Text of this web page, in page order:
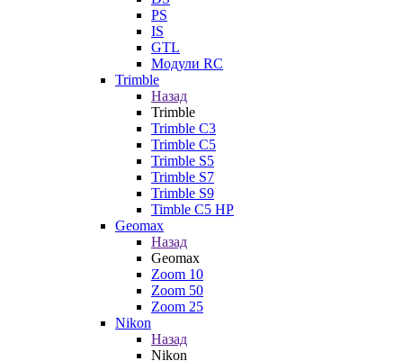
PS
IS
GTL
Модули RC
Trimble
Назад
Trimble
Trimble C3
Trimble C5
Trimble S5
Trimble S7
Trimble S9
Timble C5 HP
Geomax
Назад
Geomax
Zoom 10
Zoom 50
Zoom 25
Nikon
Назад
Nikon